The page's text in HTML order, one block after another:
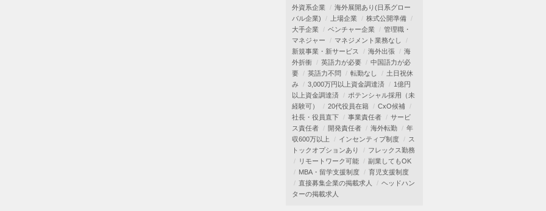
外資系企業
海外展開あり(日系グロー
バル企業)
上場企業
株式公開準備
大手企業
ベンチャー企業
管理職・
マネジャー
マネジメント業務なし
新規事業・新サービス
海外出張
海
外折衝
英語力が必要
中国語力が必
要
英語力不問 転勤なし
土日祝休
み
3,000万円以上資金調達済
1億円
以上資金調達済
ポテンシャル採用（未
経験可）
20代役員在籍
CxO候補
社長・役員直下
事業責任者
サービ
ス責任者
開発責任者 海外転勤
年
収600万以上
インセンティブ制度
ス
トックオプションあり
フレックス勤務
リモートワーク可能
副業してもOK
MBA・留学支援制度
育児支援制度
直接募集企業の掲載求人
ヘッドハン
ターの掲載求人